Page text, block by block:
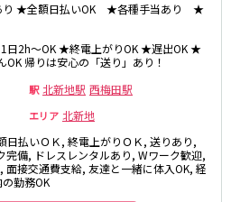
り ★全額日払いOK ★各種手当あり ★
日2h～OK ★終電上がりOK ★遅出OK ★
OK 帰りは安心の「送り」あり！
駅 北新地駅 西梅田駅
エリア 北新地
日払いＯＫ, 終電上がりＯＫ, 送りあり,
完備, ドレスレンタルあり, Wワーク歓迎,
面接交通費支給, 友達と一緒に体入OK, 経
勤務OK
長浜
瀬田
大津・南部
茨木市駅
ＪＲ小倉駅
京橋駅
香里園駅